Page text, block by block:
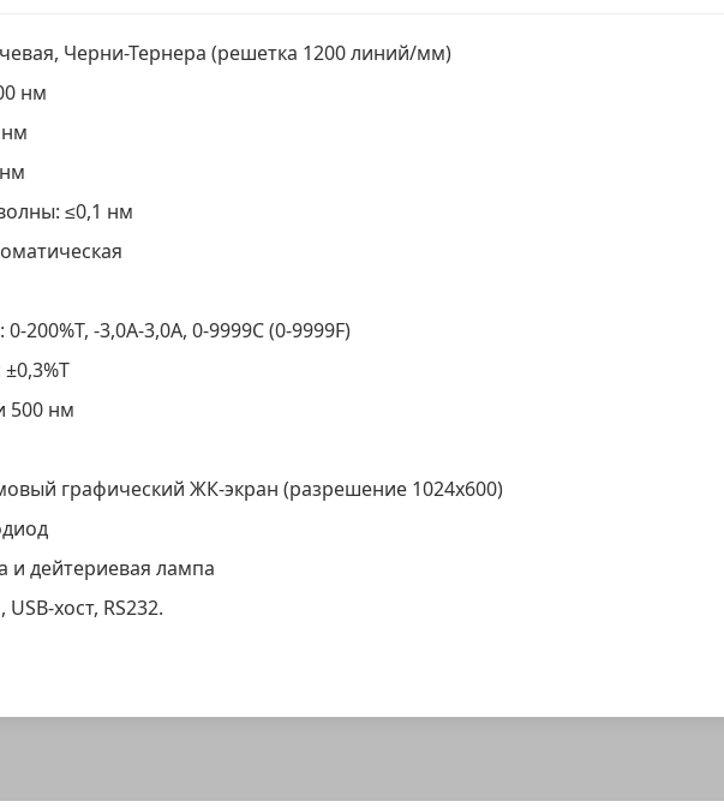
Черни-Тернера (решетка 1200 линий/мм)
нм
≤0,1 нм
200%T, -3,0A-3,0A, 0-9999C (0-9999F)
500 нм
графический ЖК-экран (разрешение 1024x600)
дейтериевая лампа
хост, RS232.